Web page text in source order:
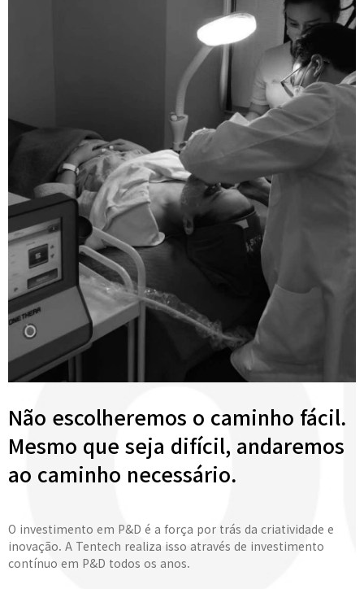
Não escolheremos o caminho fácil.
Mesmo que seja difícil, andaremos
ao caminho necessário.
O investimento em P&D é a força por trás da criatividade e
inovação. A Tentech realiza isso através de investimento
contínuo em P&D todos os anos.